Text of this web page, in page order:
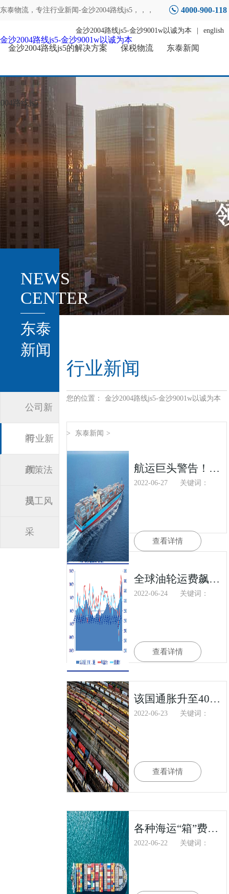
东泰物流，专注行业新闻-金沙2004路线js5 ，，， 4000-900-118
金沙2004路线js5-金沙9001w以诚为本 english
金沙2004路线js5-金沙9001w以诚为本
金沙2004路线js5的解决方案
保税物流 东泰新闻
路线js5
NEWS
CENTER
东泰
新闻
公司新
闻
行业新
闻
政策法
规
员工风
采
行业新闻
您的位置： 金沙2004路线js5-金沙9001w以诚为本
> 东泰新闻 >
航运巨头警告！全球集装箱航运市场空前繁荣即将终结
2022-06-27 关键词：
查看详情
全球油轮运费飙升 船主日均收入增长超500倍！
2022-06-24 关键词：
查看详情
该国通胀升至40年来新高！数万名工人举行大罢工，交通运输严重中断
2022-06-23 关键词：
查看详情
各种海运“箱”费都是怎么产生的？
2022-06-22 关键词：